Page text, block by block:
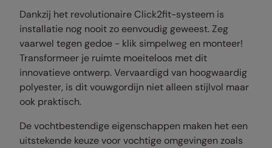
Dankzij het revolutionaire Click2fit-systeem is
installatie nog nooit zo eenvoudig geweest. Zeg
vaarwel tegen gedoe - klik simpelweg en monteer!
Transformeer je ruimte moeiteloos met dit
innovatieve ontwerp. Vervaardigd van hoogwaardig
polyester, is dit vouwgordijn niet alleen stijlvol maar
ook praktisch.
De vochtbestendige eigenschappen maken het een
uitstekende keuze voor vochtige omgevingen zoals